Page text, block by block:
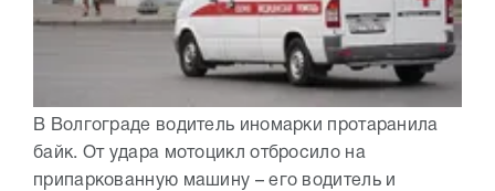
В Волгограде водитель иномарки протаранила
байк. От удара мотоцикл отбросило на
припаркованную машину – его водитель и